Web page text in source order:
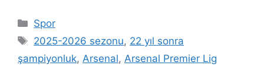
Kategoriler
Spor
Etiketler
2025-2026 sezonu, 22 yıl sonra
şampiyonluk, Arsenal, Arsenal Premier Lig